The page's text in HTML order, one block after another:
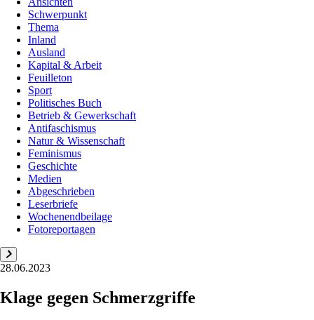
Schwerpunkt
Thema
Inland
Ausland
Kapital & Arbeit
Feuilleton
Sport
Politisches Buch
Betrieb & Gewerkschaft
Antifaschismus
Natur & Wissenschaft
Feminismus
Geschichte
Medien
Abgeschrieben
Leserbriefe
Wochenendbeilage
Fotoreportagen
28.06.2023
Klage gegen Schmerzgriffe